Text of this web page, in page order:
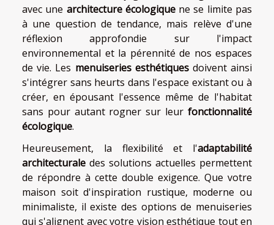
avec une architecture écologiquene se limite pas
à une question de tendance, mais relève d'une
réflexion approfondie sur l'impact
environnemental et la pérennité de nos espaces
de vie. Les menuiseries esthétiquesdoivent ainsi
s'intégrer sans heurts dans l'espace existant ou à
créer, en épousant l'essence même de l'habitat
sans pour autant rogner sur leur fonctionnalité
écologique.
Heureusement, la flexibilité et l'adaptabilité
architecturale des solutions actuelles permettent
de répondre à cette double exigence. Que votre
maison soit d'inspiration rustique, moderne ou
minimaliste, il existe des options de menuiseries
qui s'alignent avec votre vision esthétique tout en